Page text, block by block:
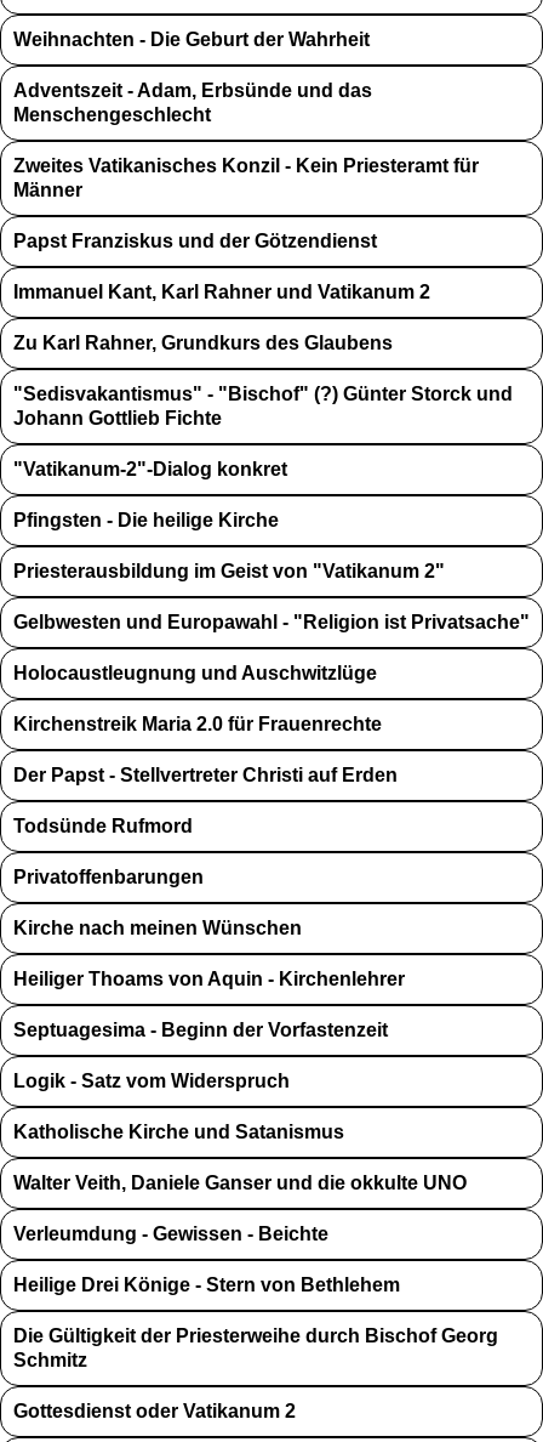
Weihnachten - Die Geburt der Wahrheit
Adventszeit - Adam, Erbsünde und das
Menschengeschlecht
Zweites Vatikanisches Konzil - Kein Priesteramt für
Männer
Papst Franziskus und der Götzendienst
Immanuel Kant, Karl Rahner und Vatikanum 2
Zu Karl Rahner, Grundkurs des Glaubens
"Sedisvakantismus" - "Bischof" (?) Günter Storck und
Johann Gottlieb Fichte
"Vatikanum-2"-Dialog konkret
Pfingsten - Die heilige Kirche
Priesterausbildung im Geist von "Vatikanum 2"
Gelbwesten und Europawahl - "Religion ist Privatsache"
Holocaustleugnung und Auschwitzlüge
Kirchenstreik Maria 2.0 für Frauenrechte
Der Papst - Stellvertreter Christi auf Erden
Todsünde Rufmord
Privatoffenbarungen
Kirche nach meinen Wünschen
Heiliger Thoams von Aquin - Kirchenlehrer
Septuagesima - Beginn der Vorfastenzeit
Logik - Satz vom Widerspruch
Katholische Kirche und Satanismus
Walter Veith, Daniele Ganser und die okkulte UNO
Verleumdung - Gewissen - Beichte
Heilige Drei Könige - Stern von Bethlehem
Die Gültigkeit der Priesterweihe durch Bischof Georg
Schmitz
Gottesdienst oder Vatikanum 2